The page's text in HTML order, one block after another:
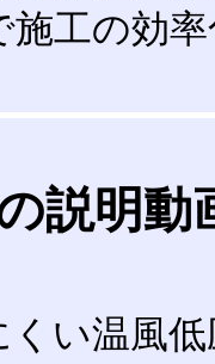
工の効
説明動
い温風